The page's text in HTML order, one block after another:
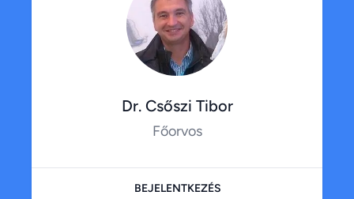
Dr. Csőszi Tibor
Főorvos
BEJELENTKEZÉS